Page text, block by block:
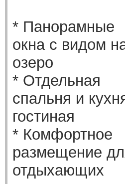
* Панорамные
окна с видом
озеро
* Отдельная
спальня и
гостиная
* Комфортное
размещение
отдыхающих